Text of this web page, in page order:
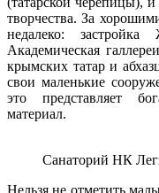
творчества. За
недалеко:
Академическая
крымских татар и
свои маленькие
это представляет
материал.
Санаторий НК
Нельзя не отметить